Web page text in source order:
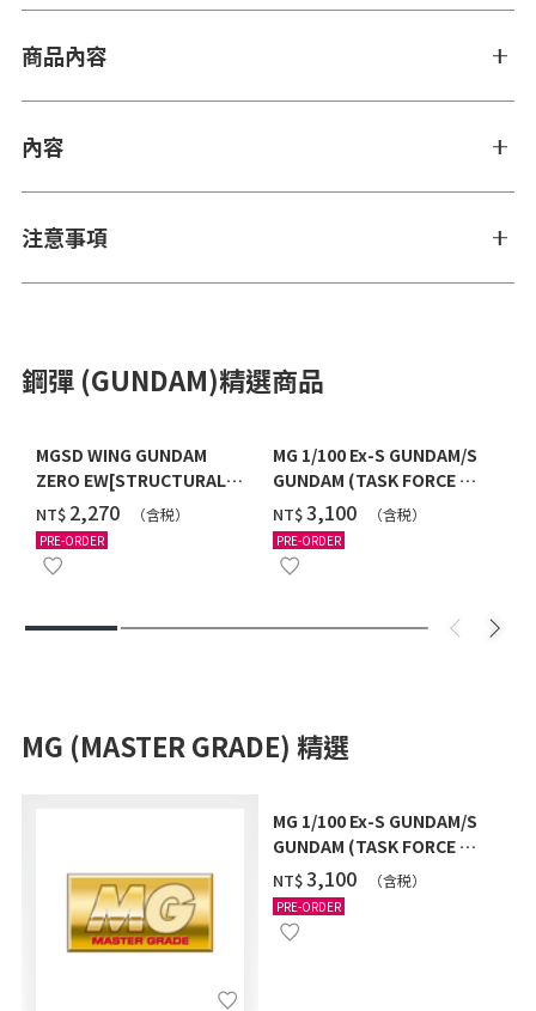
商品內容
內容
注意事項
鋼彈 (GUNDAM)精選商品
MGSD WING GUNDAM
ZERO EW[STRUCTURAL
COATING/BLACK] [2026年
12月發送]
NT$ ‌2,270 （含税）
PRE-ORDER
MG 1/100 Ex-S GUNDAM/S
GUNDAM (TASK FORCE α
Ver.) [2026年10月發送]
NT$‌3,100 （含税）
PRE-ORDER
MG (MASTER GRADE) 精選
MG 1/100 Ex-S GUNDAM/S
GUNDAM (TASK FORCE α
Ver.) [2026年10月發送]
NT$‌3,100 （含税）
PRE-ORDER